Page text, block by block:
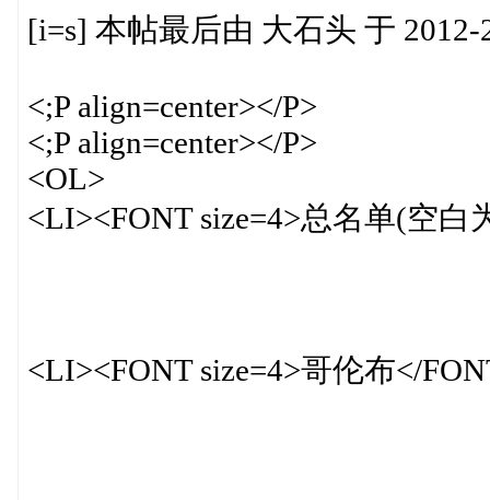
[i=s] 本帖最后由 大石头 于
<;P align=center></P>
<;P align=center></P>
<OL>
<LI><FONT size=4>总名单(空白
<LI><FONT size=4>哥伦布</